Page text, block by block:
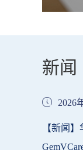
新闻
2026
【新闻